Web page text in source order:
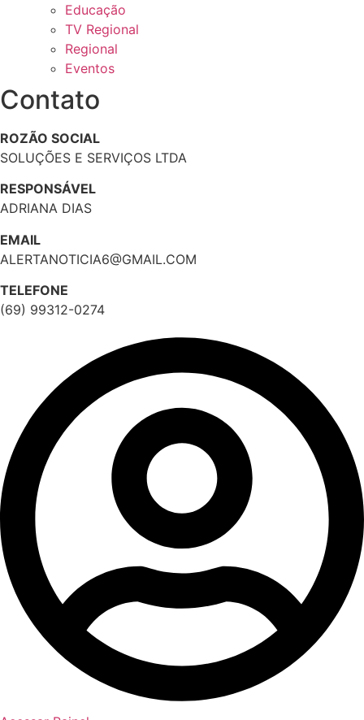
Educação
TV Regional
Regional
Eventos
Contato
ROZÃO SOCIAL
SOLUÇÕES E SERVIÇOS LTDA
RESPONSÁVEL
ADRIANA DIAS
EMAIL
ALERTANOTICIA6@GMAIL.COM
TELEFONE
(69) 99312-0274